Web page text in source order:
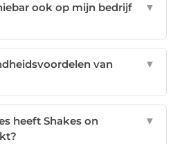
ook op mijn bedrijf
▼
van
▼
heeft Shakes on
▼